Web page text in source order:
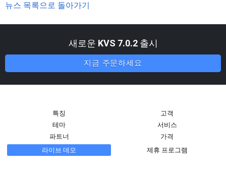
뉴스 목록으로 돌아가기
새로운 KVS 7.0.2출시
지금 주문하세요
특징
고객
테마
서비스
파트너
가격
라이브 데모
제휴 프로그램